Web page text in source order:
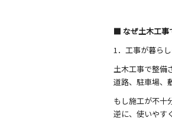
■ なぜ土木工事
1．工事が暮ら
土木工事で整備
道路、駐車場、
もし施工が不十
逆に、使いやす